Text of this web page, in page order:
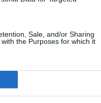
Sale, and/or Sharing
the Purposes for which it